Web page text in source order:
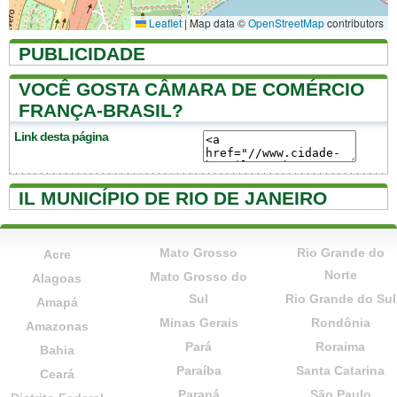
Leaflet |Map data ©OpenStreetMapcontributors
PUBLICIDADE
VOCÊ GOSTA CÂMARA DE COMÉRCIO
FRANÇA-BRASIL?
Link desta página
IL MUNICÍPIO DE RIO DE JANEIRO
Acre
Alagoas
Amapá
Amazonas
Bahia
Ceará
Mato Grosso
Mato Grosso do
Sul
Minas Gerais
Pará
Paraíba
Rio Grande do
Norte
Rio Grande do Sul
Rondônia
Roraima
Santa Catarina